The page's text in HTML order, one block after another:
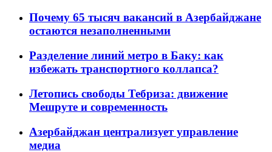
Почему 65 тысяч вакансий в Азербайджане
остаются незаполненными
Разделение линий метро в Баку: как
избежать транспортного коллапса?
Летопись свободы Тебриза: движение
Мешруте и современность
Азербайджан централизует управление
медиа